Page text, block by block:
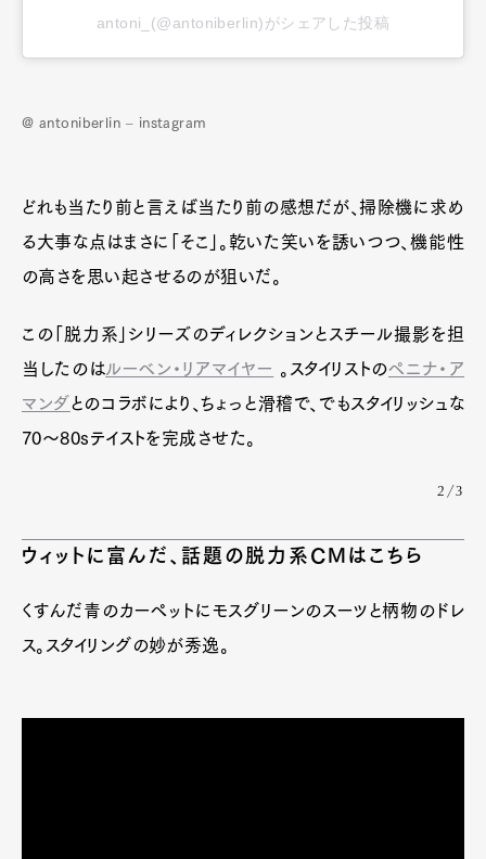
antoni_(@antoniberlin)がシェアした投稿
@ antoniberlin – instagram
どれも当たり前と言えば当たり前の感想だが、掃除機に求め
る大事な点はまさに「そこ」。乾いた笑いを誘いつつ、機能性
の高さを思い起させるのが狙いだ。
この「脱力系」シリーズのディレクションとスチール撮影を担
当したのはルーベン・リアマイヤー 。スタイリストのペニナ・ア
マンダ とのコラボにより、ちょっと滑稽で、でもスタイリッシュな
70～80sテイストを完成させた。
2/3
ウィットに富んだ、話題の脱力系CMはこちら
くすんだ青のカーペットにモスグリーンのスーツと柄物のドレ
ス。スタイリングの妙が秀逸。